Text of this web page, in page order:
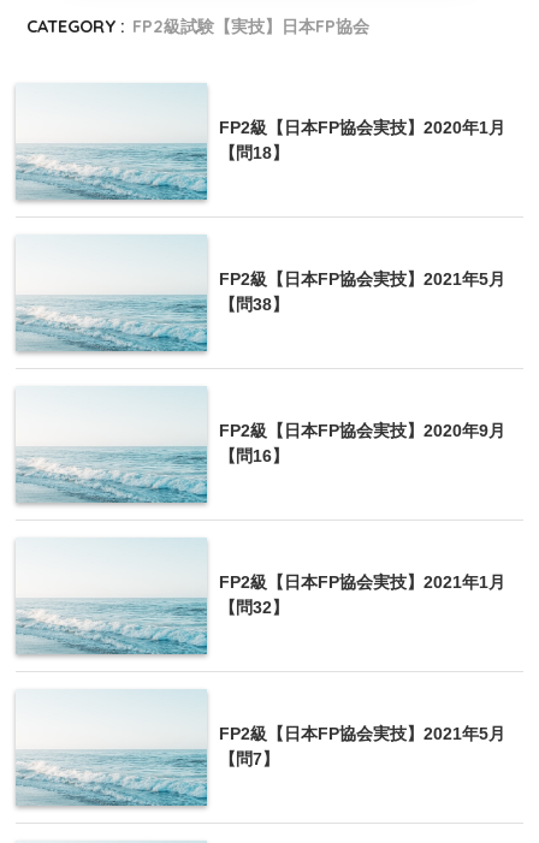
CATEGORY : FP2級試験【実技】日本FP協会
FP2級【日本FP協会実技】2020年1月
【問18】
FP2級【日本FP協会実技】2021年5月
【問38】
FP2級【日本FP協会実技】2020年9月
【問16】
FP2級【日本FP協会実技】2021年1月
【問32】
FP2級【日本FP協会実技】2021年5月
【問7】